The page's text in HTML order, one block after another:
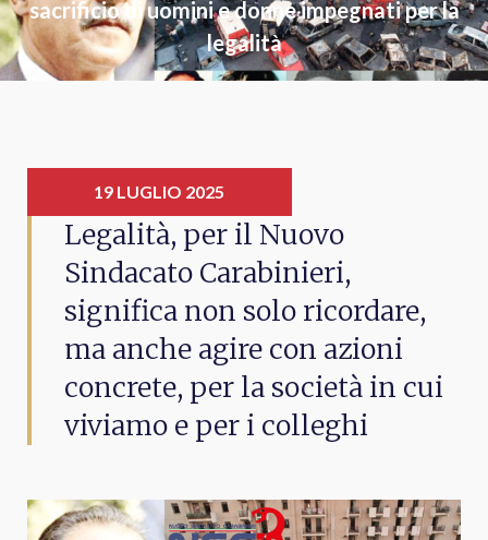
sacrificio di uomini e donne impegnati per la
legalità
19 LUGLIO 2025
Legalità, per il Nuovo
Sindacato Carabinieri,
significa non solo ricordare,
ma anche agire con azioni
concrete, per la società in cui
viviamo e per i colleghi